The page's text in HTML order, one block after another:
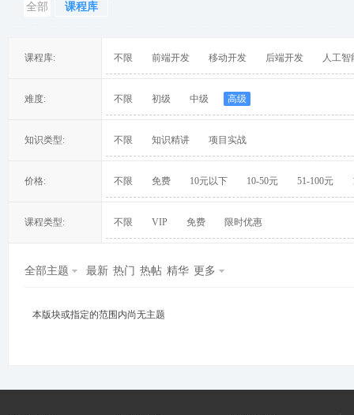
全部 课程库
课程库: 不限 前端开发 移动开发 后端开发 人工智
难度: 不限 初级 中级 高级
知识类型: 不限 知识精讲 项目实战
价格: 不限 免费 10元以下 10-50元 51-100元
课程类型: 不限 VIP 免费 限时优惠
全部主题 最新 热门 热帖 精华 更多
本版块或指定的范围内尚无主题